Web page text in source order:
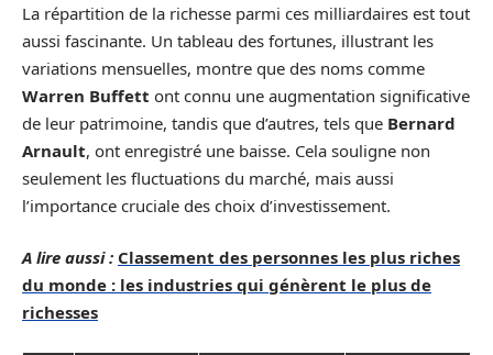
La répartition de la richesse parmi ces milliardaires est tout
aussi fascinante. Un tableau des fortunes, illustrant les
variations mensuelles, montre que des noms comme
Warren Buffett ont connu une augmentation significative
de leur patrimoine, tandis que d’autres, tels que Bernard
Arnault, ont enregistré une baisse. Cela souligne non
seulement les fluctuations du marché, mais aussi
l’importance cruciale des choix d’investissement.
A lire aussi : Classement des personnes les plus riches
du monde : les industries qui génèrent le plus de
richesses